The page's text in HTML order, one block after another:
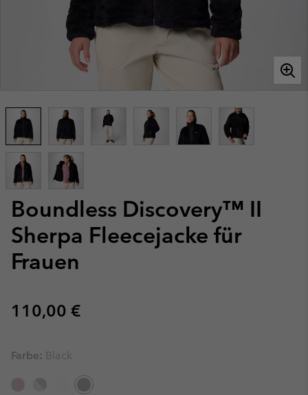
Boundless Discovery™ II
Sherpa Fleecejacke für
Frauen
Regular price:
110,00 €
Farbe: Black